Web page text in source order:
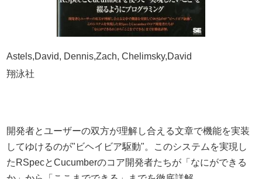
Astels,David, Dennis,Zach, Chelimsky,David
翔泳社
開発者とユーザーの双方が理解し合える文章で機能を実装
してゆけるのが"ビヘイビア駆動"。このシステムを実現し
たRSpecとCucumberのコア開発者たちが「なにができる